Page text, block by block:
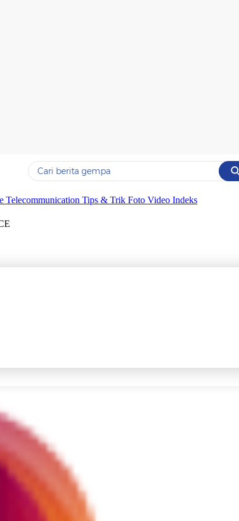
Cancel
Yang sedang ramai dicari
Terakhir yang dicari
Telecommunication Tips & Trik Foto Video Indeks